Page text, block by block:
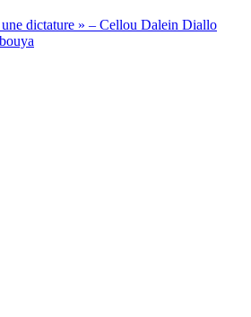
dictature » – Cellou Dalein Diallo